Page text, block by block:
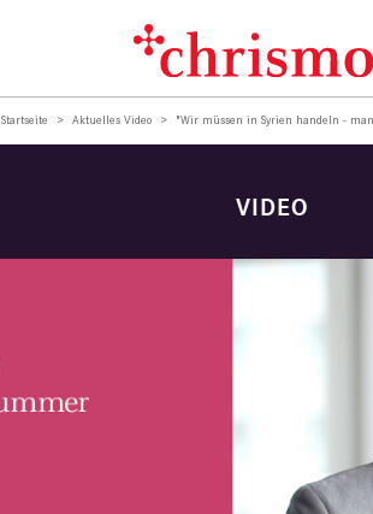
Startseite Aktuelles Video "Wir müssen in Syrien handeln -